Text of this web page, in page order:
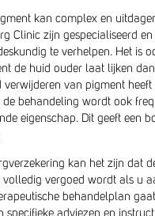
kan complex en
Clinic zijn gespecialiseerd
te verhelpen. Het is
de huid ouder laat lijken
van pigment heeft
behandeling wordt ook
eigenschap. Dit geeft een
kan het zijn dat
vergoed wordt als u
behandelplan